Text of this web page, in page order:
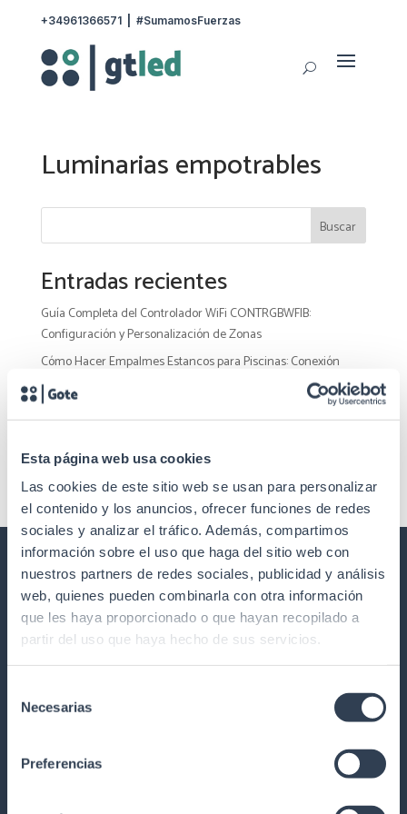
Esta página web usa cookies
Las cookies de este sitio web se usan para personalizar
el contenido y los anuncios, ofrecer funciones de redes
sociales y analizar el tráfico. Además, compartimos
información sobre el uso que haga del sitio web con
nuestros partners de redes sociales, publicidad y análisis
web, quienes pueden combinarla con otra información
que les haya proporcionado o que hayan recopilado a
partir del uso que haya hecho de sus servicios.
Necesarias
Preferencias
+34961366571| #SumamosFuerzas
Luminarias empotrables
Buscar
Entradas recientes
Guía Completa del Controlador WiFi CONTRGBWFIB:
Configuración y Personalización de Zonas
Cómo Hacer Empalmes Estancos para Piscinas: Conexión
Segura con Cinta Autovulcanizable
Comentarios recientes
No hay comentarios que mostrar.
GTLED ILUMINACIÓN Y REGULACIÓN
LED
Nuestra historia
Calidad
Formación
Garantía y devoluciones